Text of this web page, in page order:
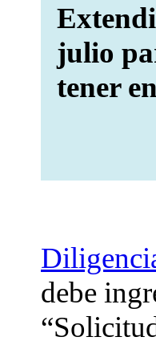
julio
tener
debe